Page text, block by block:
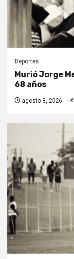
Deportes
Murió Jorge
68 años
agosto 8, 2026